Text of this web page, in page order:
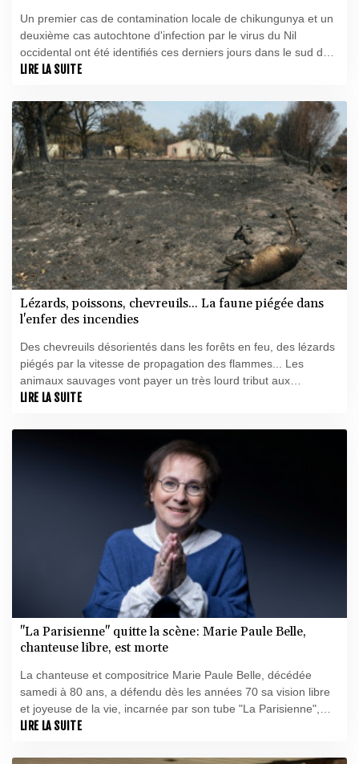
Un premier cas de contamination locale de chikungunya et un
deuxième cas autochtone d'infection par le virus du Nil
occidental ont été identifiés ces derniers jours dans le sud de
la France, rapporte mercredi Santé publique France (SpF).
LIRE LA SUITE
Lézards, poissons, chevreuils... La faune piégée dans
l'enfer des incendies
Des chevreuils désorientés dans les forêts en feu, des lézards
piégés par la vitesse de propagation des flammes... Les
animaux sauvages vont payer un très lourd tribut aux
incendies inédits qui frappent la France, en particulier en
LIRE LA SUITE
"La Parisienne" quitte la scène: Marie Paule Belle,
chanteuse libre, est morte
La chanteuse et compositrice Marie Paule Belle, décédée
samedi à 80 ans, a défendu dès les années 70 sa vision libre
et joyeuse de la vie, incarnée par son tube "La Parisienne",
sans revendiquer un féminisme militant.
LIRE LA SUITE